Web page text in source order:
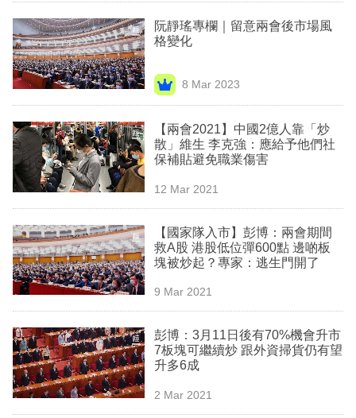
區
阮靜瑤專欄｜留意兩會後市場風
格變化
8 Mar 2023
【兩會2021】中國2億人靠「炒
散」維生 李克強：應給予他們社
保補貼避免職業傷害
12 Mar 2021
【國家隊入市】彭博：兩會期間
救A股 港股低位彈600點 邊啲板
塊被炒起？專家：逃生門開了
9 Mar 2021
彭博：3月11日後有70%機會升市
7板塊可繼續炒 跟外資掃貨仍有望
升多6成
2 Mar 2021